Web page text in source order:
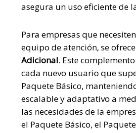
asegura un uso eficiente de
Para empresas que
equipo de atención, se
Adicional. Este
cada nuevo usuario que
Paquete Básico,
escalable y adaptativo a
las necesidades de la
el Paquete Básico, el